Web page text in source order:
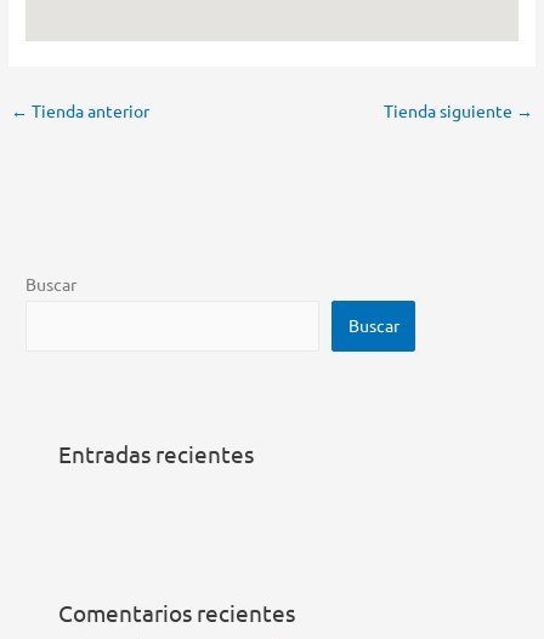
← Tienda anterior Tienda siguiente →
Buscar
Buscar
Entradas recientes
Comentarios recientes